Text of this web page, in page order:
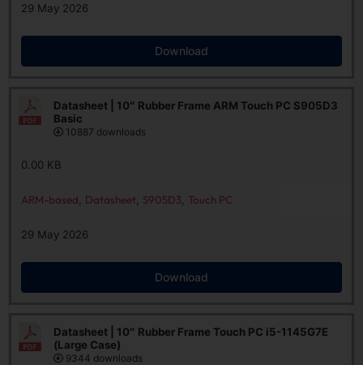
29 May 2026
Download
Datasheet | 10″ Rubber Frame ARM Touch PC S905D3
Basic
10887 downloads
0.00 KB
ARM-based Datasheet S905D3 Touch PC
29 May 2026
Download
Datasheet | 10″ Rubber Frame Touch PC i5-1145G7E
(Large Case)
9344 downloads